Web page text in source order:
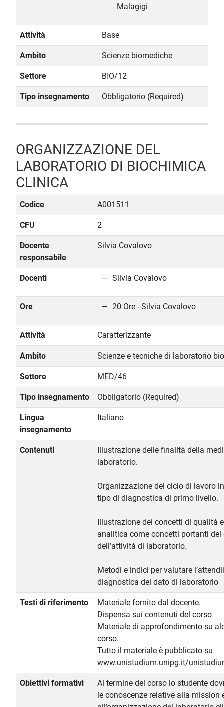
Malagigi
Attività Base
Ambito Scienze biomediche
Settore BIO/12
Tipo insegnamento Obbligatorio (Required)
ORGANIZZAZIONE DEL
LABORATORIO DI BIOCHIMICA
CLINICA
Codice A001511
CFU 2
Docente
responsabile
Silvia Covalovo
Docenti Silvia Covalovo
Ore 20 Ore - Silvia Covalovo
Attività Caratterizzante
Ambito Scienze e tecniche di laboratorio
Settore MED/46
Tipo insegnamento Obbligatorio (Required)
Lingua
insegnamento
Italiano
Contenuti
Illustrazione delle finalità della
laboratorio.
Organizzazione del ciclo di lavoro
tipo di diagnostica di primo livello.
Illustrazione dei concetti di qualità
analitica come concetti portanti del
dell’attività di laboratorio.
Metodi e indici per valutare
diagnostica del dato di laboratorio
Testi di riferimento
Materiale fornito dal docente.
Dispensa sui contenuti del corso
Materiale di approfondimento su
corso.
Tutto il materiale è pubblicato su
www.unistudium.unipg.it/
Obiettivi formativi
Al termine del corso lo studente
le conoscenze relative alla mission